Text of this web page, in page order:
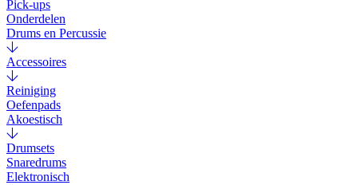
Pick-ups
Onderdelen
Drums en Percussie
Accessoires
Reiniging
Oefenpads
Akoestisch
Drumsets
Snaredrums
Elektronisch